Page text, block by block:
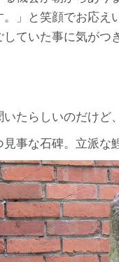
。」と笑顔でお応
ていた事に気がつ
たらしいのだけ
事な石碑。立派な